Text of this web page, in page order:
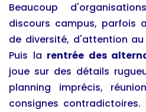
Beaucoup
discours campus, parfois
de diversité, d'attention
Puis la rentrée des
joue sur des détails
planning imprécis,
consignes contradictoires.